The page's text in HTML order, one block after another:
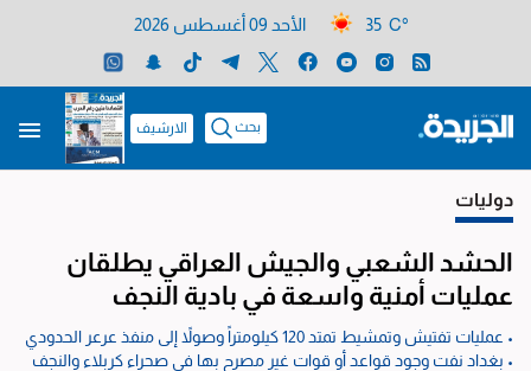
35 C° الأحد 09 أغسطس 2026
بحث الارشيف
دوليات
الحشد الشعبي والجيش العراقي يطلقان
عمليات أمنية واسعة في بادية النجف
• عمليات تفتيش وتمشيط تمتد 120 كيلومتراً وصولاً إلى منفذ عرعر الحدودي
• بغداد نفت وجود قواعد أو قوات غير مصرح بها في صحراء كربلاء والنجف